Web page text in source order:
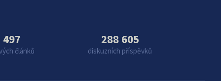
497
článků
288 605
diskuzních příspěvků